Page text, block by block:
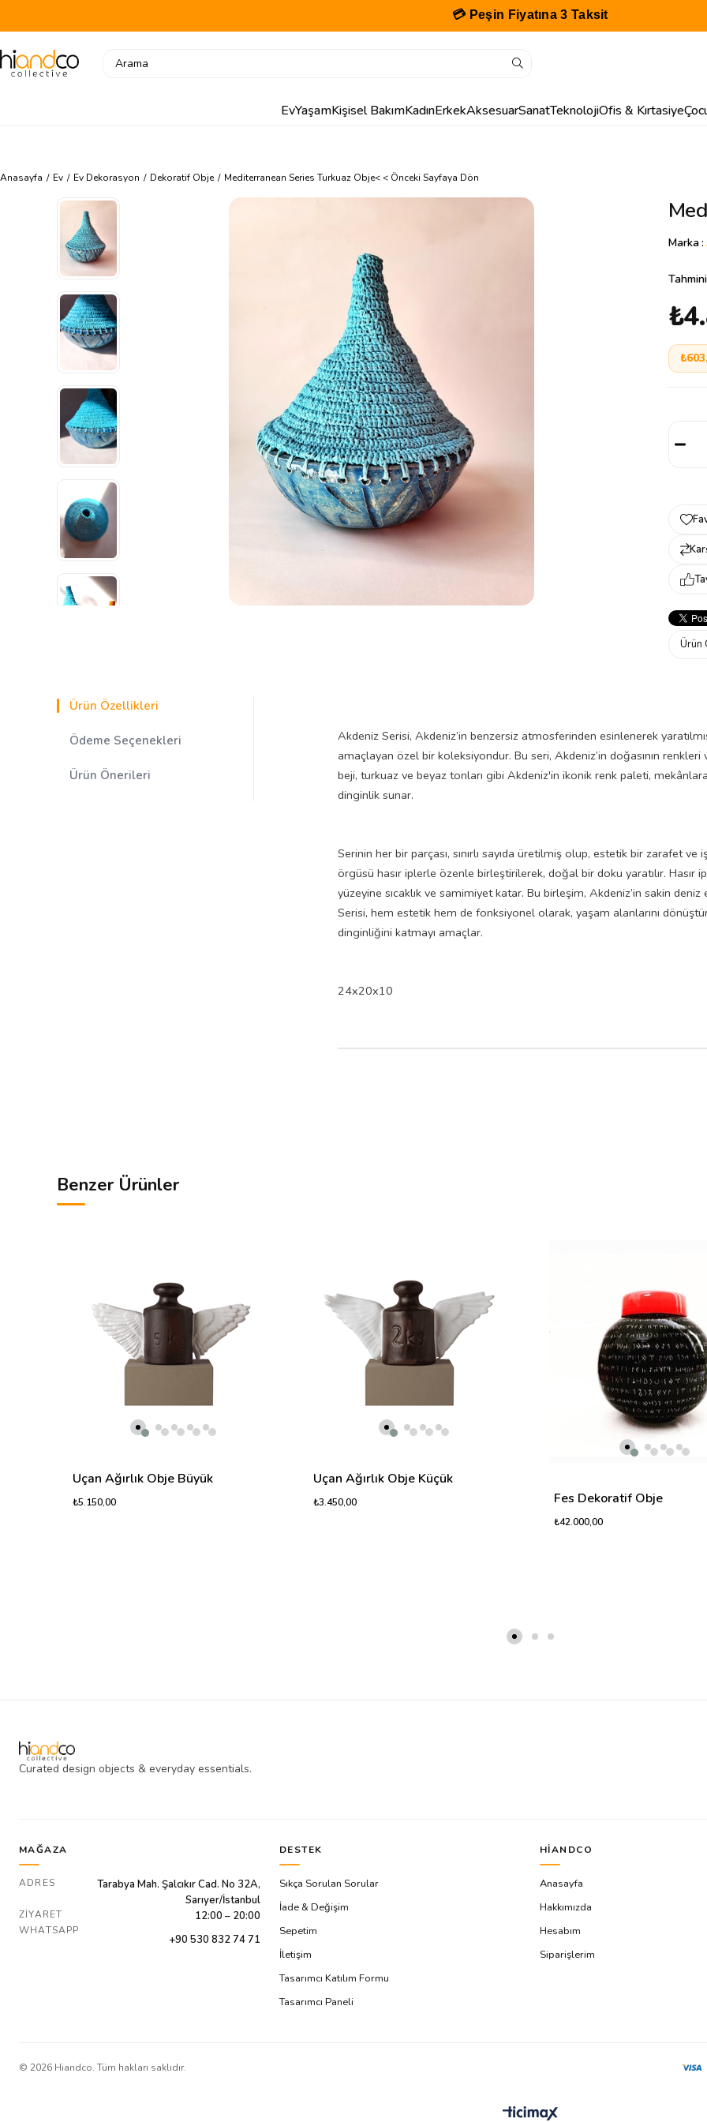
💳 Peşin Fiyatına 3 Taksit
EvYaşamKişisel BakımKadınErkekAksesuarSanatTeknolojiOfis & Kırtasiye
Anasayfa Ev Ev Dekorasyon Dekoratif Obje Mediterranean Series Turkuaz Obje< < Önceki Sayfaya Dön
Marka:
Ürün
Ürün Özellikleri
Ödeme Seçenekleri
Ürün Önerileri
Akdeniz Serisi, Akdeniz’in benzersiz atmosferinden esinlenerek
amaçlayan özel bir koleksiyondur. Bu seri, Akdeniz’in doğasının
beji, turkuaz ve beyaz tonları gibi Akdeniz'in ikonik renk paleti,
dinginlik sunar.
Serinin her bir parçası, sınırlı sayıda üretilmiş olup, estetik bir zarafet
örgüsü hasır iplerle özenle birleştirilerek, doğal bir doku yaratılır.
yüzeyine sıcaklık ve samimiyet katar. Bu birleşim, Akdeniz’in sakin
Serisi, hem estetik hem de fonksiyonel olarak, yaşam alanlarını
dinginliğini katmayı amaçlar.
24x20x10
Benzer Ürünler
Uçan Ağırlık Obje Büyük
₺5.150,00
Uçan Ağırlık Obje Küçük
₺3.450,00 Fes Dekoratif Obje
₺42.000,00
Curated design objects & everyday essentials.
MAĞAZA
ADRES
Tarabya Mah. Şalcıkır Cad. No 32A,
Sarıyer/İstanbul
ZIYARET 12:00 – 20:00
WHATSAPP
+90 530 832 74 71
DESTEK
Sıkça Sorulan Sorular
İade & Değişim
Sepetim
İletişim
Tasarımcı Katılım Formu
Tasarımcı Paneli
HIANDCO
Anasayfa
Hakkımızda
Hesabım
Siparişlerim
© 2026 Hiandco. Tüm hakları saklıdır.